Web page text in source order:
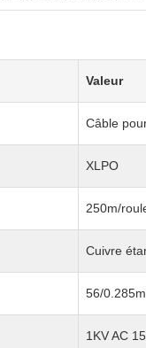
Valeur
Câble
XLPO
250m/
Cuivre
56/
1KV AC